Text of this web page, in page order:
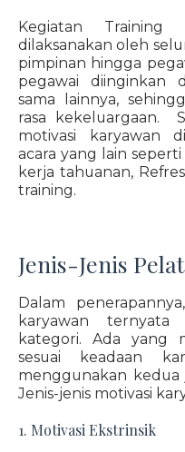
Kegiatan Training
dilaksanakan oleh
pimpinan hingga
pegawai diinginkan
sama lainnya,
rasa kekeluargaan.
motivasi karyawan
acara yang lain
kerja tahuanan,
training.
Jenis-Jenis
Dalam
karyawan
kategori. Ada yang
sesuai keadaan
menggunakan kedua
Jenis-jenis motivasi
1. Motivasi Ekstrinsik